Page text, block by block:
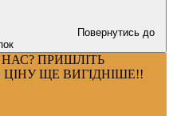
Повернутись до
ПРИШЛІТЬ
ЩЕ ВИГІДНІШЕ!!